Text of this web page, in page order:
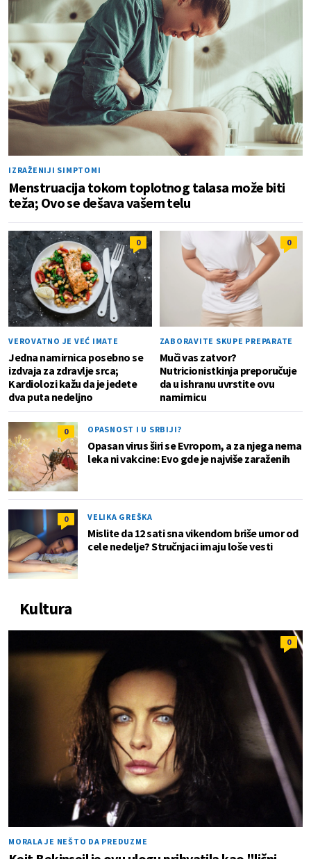
IZRAŽENIJI SIMPTOMI
Menstruacija tokom toplotnog talasa može biti
teža; Ovo se dešava vašem telu
0
VEROVATNO JE VEĆ IMATE
Jedna namirnica posebno se
izdvaja za zdravlje srca;
Kardiolozi kažu da je jedete
dva puta nedeljno
0
ZABORAVITE SKUPE PREPARATE
Muči vas zatvor?
Nutricionistkinja preporučuje
da u ishranu uvrstite ovu
namirnicu
0 OPASNOST I U SRBIJI?
Opasan virus širi se Evropom, a za njega nema
leka ni vakcine: Evo gde je najviše zaraženih
0 VELIKA GREŠKA
Mislite da 12 sati sna vikendom briše umor od
cele nedelje? Stručnjaci imaju loše vesti
Kultura
0
MORALA JE NEŠTO DA PREDUZME